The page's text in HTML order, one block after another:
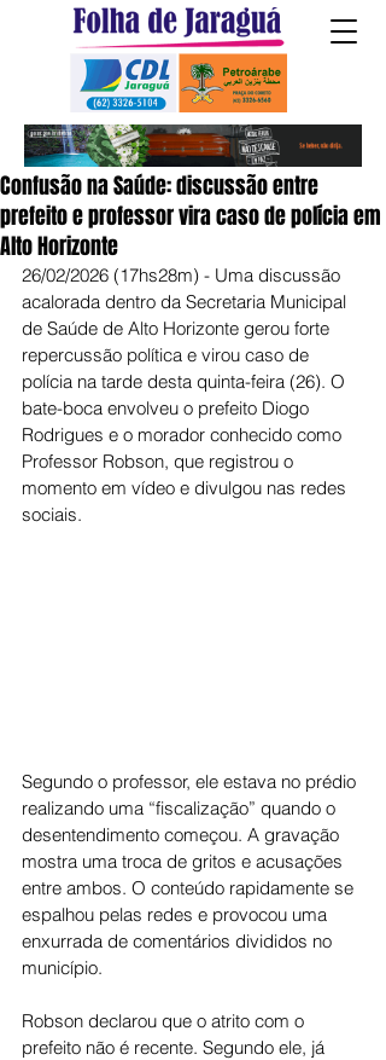
Confusão na Saúde: discussão entre
prefeito e professor vira caso de polícia em
Alto Horizonte
26/02/2026 (17hs28m) - Uma discussão
acalorada dentro da Secretaria Municipal
de Saúde de Alto Horizonte gerou forte
repercussão política e virou caso de
polícia na tarde desta quinta-feira (26). O
bate-boca envolveu o prefeito Diogo
Rodrigues e o morador conhecido como
Professor Robson, que registrou o
momento em vídeo e divulgou nas redes
sociais.
Segundo o professor, ele estava no prédio
realizando uma “fiscalização” quando o
desentendimento começou. A gravação
mostra uma troca de gritos e acusações
entre ambos. O conteúdo rapidamente se
espalhou pelas redes e provocou uma
enxurrada de comentários divididos no
município.
Robson declarou que o atrito com o
prefeito não é recente. Segundo ele, já